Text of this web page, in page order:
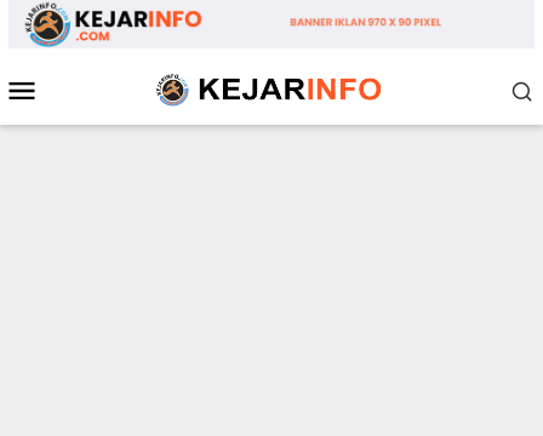
Loncat
Mobile